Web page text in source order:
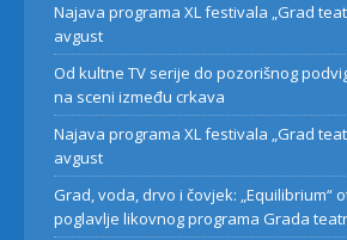
Najava programa XL festivala „Grad
avgust
Od kultne TV serije do pozorišnog
na sceni između crkava
Najava programa XL festivala „Grad
avgust
Grad, voda, drvo i čovjek: „Equilibrium“
poglavlje likovnog programa Grada